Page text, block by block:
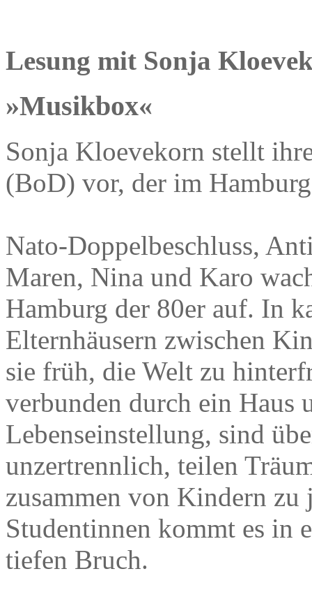
Lesung mit Sonja
»Musikbox«
Sonja Kloevekorn stellt
(BoD) vor, der im
Nato-Doppelbeschluss,
Maren, Nina und Karo
Hamburg der 80er auf. In
Elternhäusern zwischen
sie früh, die Welt zu
verbunden durch ein Haus
Lebenseinstellung, sind
unzertrennlich, teilen
zusammen von Kindern zu
Studentinnen kommt es in
tiefen Bruch.